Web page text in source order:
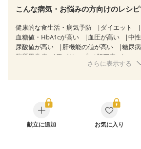
こんな病気・お悩みの方向けのレシ
健康的な食生活・病気予防
ダイエット
血糖値・HbA1cが高い
血圧が高い
中
尿酸値が高い
肝機能の値が高い 糖尿
脂質異常症
胃ポリープ
胆石症
慢性膵炎（移行期・寛解期）
痔
慢性便
乳がん（ホルモン療法中）
乳がん（放射
乳がん治療を終えた方・経過観察中の方など
飲み込みにくい
食欲がない
妊娠中(初
さらに表示する
献立に追加 お気に入り